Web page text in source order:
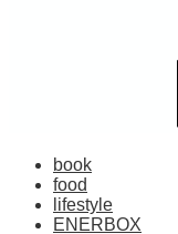
book
food
lifestyle
ENERBOX